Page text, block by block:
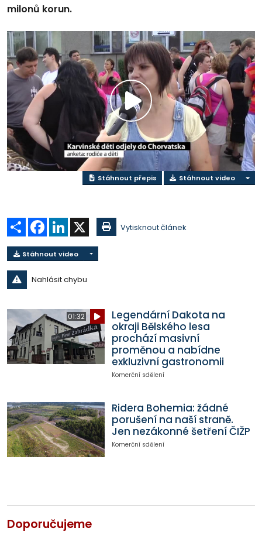
milonů korun.
Přehrát
video
Stáhnout přepis Stáhnout video
Sdílet Facebook
LinkedIn Vytisknout článek
Stáhnout video
Nahlásit chybu
01:32
Legendární Dakota na
okraji Bělského lesa
prochází masivní
proměnou a nabídne
exkluzivní gastronomii
Komerční sdělení
Ridera Bohemia: žádné
porušení na naší straně.
Jen nezákonné šetření ČIŽP
Komerční sdělení
Doporučujeme